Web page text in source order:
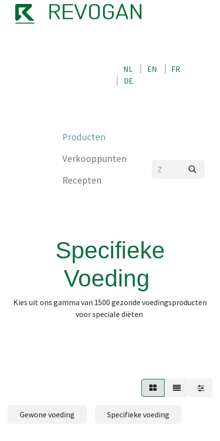
NL EN
FR
DE
Producten
Verkooppunten
Recepten
Specifieke
Voeding
Kies uit ons gamma van 1500 gezonde voedingsproducten
voor speciale diëten
Gewone voeding Specifieke voeding